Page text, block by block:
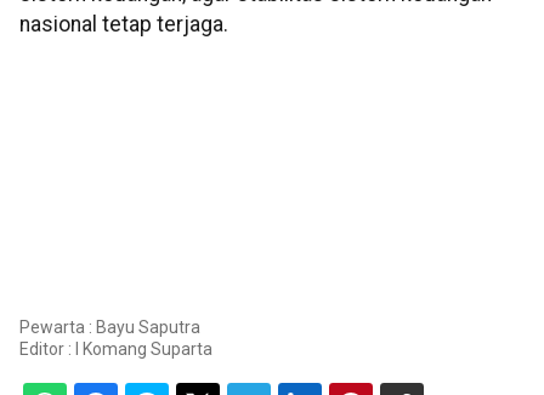
nasional tetap terjaga.
Pewarta : Bayu Saputra
Editor :
I Komang Suparta